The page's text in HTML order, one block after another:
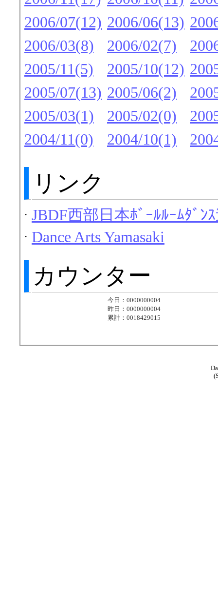
2006/07(12) 2006/06(13)
2006/03(8)
2006/02(7)
2005/11(5)
2005/10(12)
2005/07(13) 2005/06(2)
2005/03(1)
2005/02(0)
2004/11(0)
2004/10(1)
リンク
・ JBDF西部日本ﾎﾞｰﾙﾙｰﾑﾀﾞﾝ
・ Dance Arts Yamasaki
カウンター